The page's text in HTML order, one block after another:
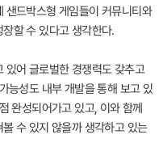
샌드박스형 게임들이 커뮤니티와
할 수 있다고 생각한다.
있어 글로벌한 경쟁력도 갖추고
능성도 내부 개발을 통해 보고 있
완성되어가고 있고, 이와 함께
수 있지 않을까 생각하고 있는